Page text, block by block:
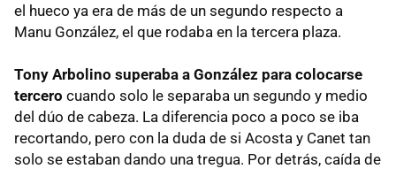
el hueco ya era de más de un segundo respecto a
Manu González, el que rodaba en la tercera plaza.
Tony Arbolino superaba a González para colocarse
tercero cuando solo le separaba un segundo y medio
del dúo de cabeza. La diferencia poco a poco se iba
recortando, pero con la duda de si Acosta y Canet tan
solo se estaban dando una tregua. Por detrás, caída de